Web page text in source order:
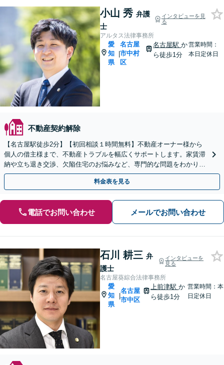
小山 秀 弁護
士
インタビューを見
る
アルタス法律事務所
愛
知
県
|
名古屋
市中村
区
名古屋駅か
ら徒歩1分
営業時間：
本日定休日
不動産契約解除
【名古屋駅徒歩2分】【初回相談１時間無料】不動産オーナー様から
個人の借主様まで、不動産トラブルを幅広くサポートします。家賃滞
納や立ち退き交渉、欠陥住宅のお悩みなど、専門的な問題をわかりや
すく説明。まずはご相談ください。
料金表を見る
電話でお問い合わせ メールでお問い合わせ
石川 耕三 弁
護士
インタビューを
見る
名古屋葵綜合法律事務所
愛
知
県
|
名古屋
市中区
上前津駅か
ら徒歩1分
営業時間：本
日定休日